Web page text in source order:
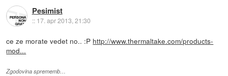
Pesimist
:: 17. apr 2013, 21:30
ce ze morate vedet no.. :P http://www.thermaltake.com/products-
mod...
Zgodovina sprememb…